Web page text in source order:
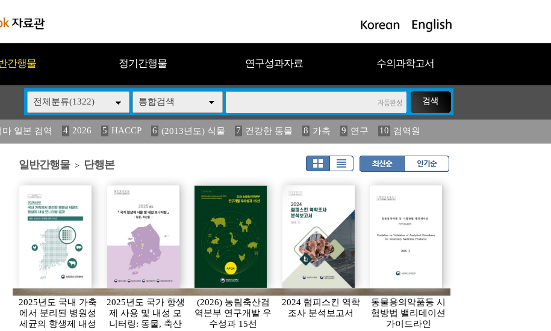
간행물 정기간행물 연구성과자료 수의과학고서
전체분류(1322) 통합검색
마 일본 검역 4 2026 5 HACCP 6 (2013년도) 식물 7 건강한 동물 8 가축 9 연구 10 검역원
물 도감 13 (2013년도) 식 14 구제역 15 媛 異 16 관리 17 연보 18 농림수산 19 2023
일반간행물 > 단행본
2025년도 국내 가축
에서 분리된 병원성
세균의 항생제 내성
2025년도 국가 항생
제 사용 및 내성 모
니터링: 동물, 축산
(2026) 농림축산검
역본부 연구개발 우
수성과 15선
2024 럼피스킨 역학
조사 분석보고서
동물용의약품등 시
험방법 밸리데이션
가이드라인